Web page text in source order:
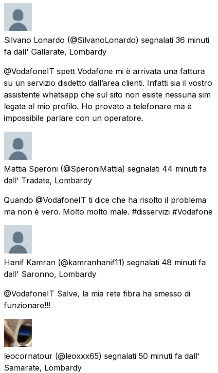
Silvano Lonardo (@SilvanoLonardo) segnalati 36 minuti
fa dall' Gallarate, Lombardy
@VodafoneIT spett Vodafone mi è arrivata una fattura
su un servizio disdetto dall’area clienti. Infatti sia il vostro
assistente whatsapp che sul sito non esiste nessuna sim
legata al mio profilo. Ho provato a telefonare ma è
impossibile parlare con un operatore.
Mattia Speroni (@SperoniMattia) segnalati 44 minuti fa
dall' Tradate, Lombardy
Quando @VodafoneIT ti dice che ha risolto il problema
ma non è vero. Molto molto male. #disservizi #Vodafone
Hanif Kamran (@kamranhanif11) segnalati 48 minuti fa
dall' Saronno, Lombardy
@VodafoneIT Salve, la mia rete fibra ha smesso di
funzionare!!!
leocornatour (@leoxxx65) segnalati 50 minuti fa dall'
Samarate, Lombardy